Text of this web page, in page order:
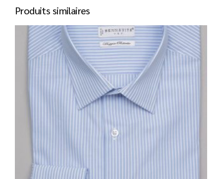
Produits similaires